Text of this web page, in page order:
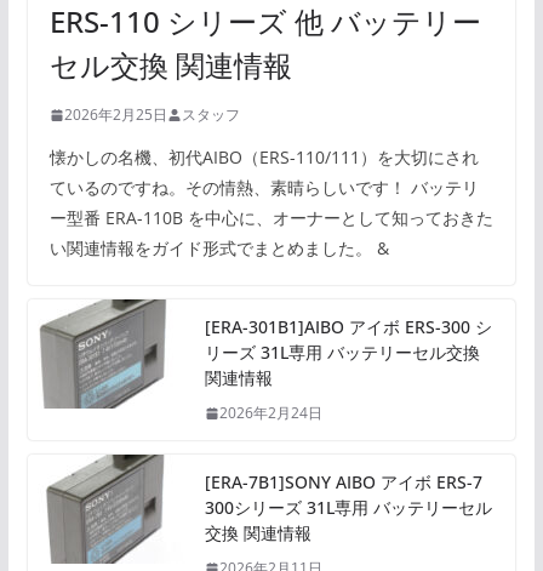
ERS-110 シリーズ 他 バッテリー
セル交換 関連情報
2026年2月25日 スタッフ
懐かしの名機、初代AIBO（ERS-110/111）を大切にされ
ているのですね。その情熱、素晴らしいです！ バッテリ
ー型番 ERA-110B を中心に、オーナーとして知っておきた
い関連情報をガイド形式でまとめました。 &
[ERA-301B1]AIBO アイボ ERS-300 シ
リーズ 31L専用 バッテリーセル交換
関連情報
2026年2月24日
[ERA-7B1]SONY AIBO アイボ ERS-7
300シリーズ 31L専用 バッテリーセル
交換 関連情報